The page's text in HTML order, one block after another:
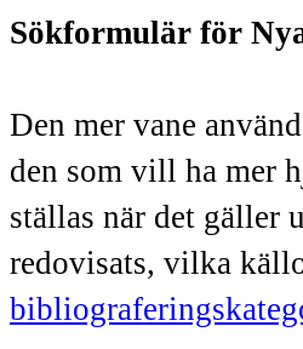
Sökformulär för
Den mer vane
den som vill ha mer
ställas när det gäller
redovisats, vilka